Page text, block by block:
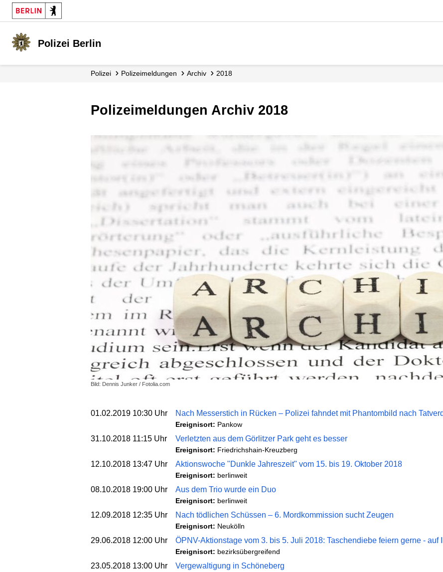
Polizei Berlin
Polizei Polizei­meldungen Archiv 2018
Polizeimeldungen Archiv 2018
Bild: Dennis Junker / Fotolia.com
01.02.2019 10:30 Uhr Nach Messerstich in Rücken – Polizei fahndet mit Phantombild nach
Ereignisort: Pankow
31.10.2018 11:15 Uhr Verletzten aus dem Görlitzer Park geht es besser
Ereignisort: Friedrichshain-Kreuzberg
12.10.2018 13:47 Uhr Aktionswoche "Dunkle Jahreszeit" vom 15. bis 19. Oktober 2018
Ereignisort: berlinweit
08.10.2018 19:00 Uhr Aus dem Trio wurde ein Duo
Ereignisort: berlinweit
12.09.2018 12:35 Uhr Nach tödlichen Schüssen – 6. Mordkommission sucht Zeugen
Ereignisort: Neukölln
29.06.2018 12:00 Uhr ÖPNV-Aktionstage vom 3. bis 5. Juli 2018: Taschendiebe feiern gerne - auf
Ereignisort: bezirksübergreifend
23.05.2018 13:00 Uhr Vergewaltigung in Schöneberg